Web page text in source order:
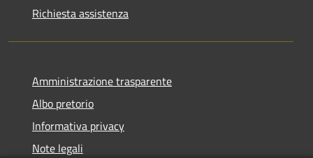
Richiesta assistenza
Amministrazione trasparente
Albo pretorio
Informativa privacy
Note legali